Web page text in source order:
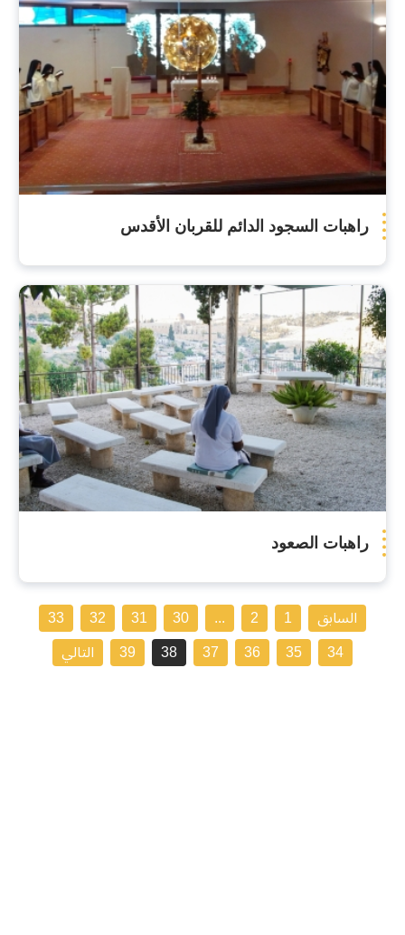
راهبات السجود الدائم للقربان الأقدس
راهبات الصعود
السابق 1
2
...
30
31
32
33
34
35
36
37
38
39 التالي